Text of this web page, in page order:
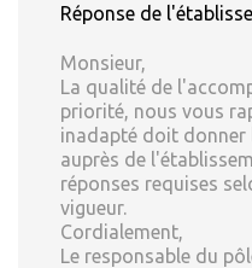
Réponse de
Monsieur,
La qualité de
priorité, nous vous
inadapté doit donner
auprès de
réponses requises
vigueur.
Cordialement,
Le responsable du